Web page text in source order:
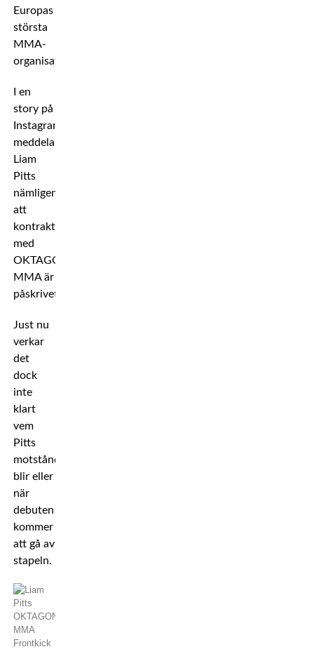
Europas
största
MMA-
organisation.
I en
story på
Instagram
meddelar
Liam
Pitts
nämligen
att
kontraktet
med
OKTAGON
MMA är
påskrivet.
Just nu
verkar
det
dock
inte
klart
vem
Pitts
motståndare
blir eller
när
debuten
kommer
att gå av
stapeln.